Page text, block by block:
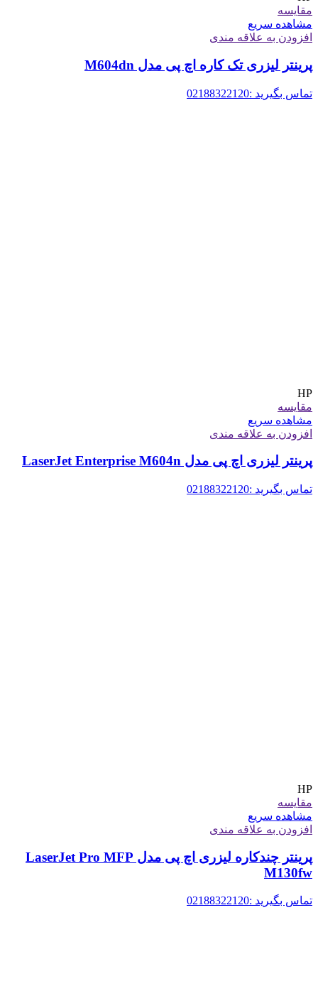
مقایسه
مشاهده سریع
افزودن به علاقه مندی
پرینتر لیزری تک کاره اچ پی مدل M604dn
تماس بگیرید :02188322120
HP
مقایسه
مشاهده سریع
افزودن به علاقه مندی
پرینتر لیزری اچ پی مدل LaserJet Enterprise M604n
تماس بگیرید :02188322120
HP
مقایسه
مشاهده سریع
افزودن به علاقه مندی
پرینتر چندکاره لیزری اچ پی مدل LaserJet Pro MFP
M130fw
تماس بگیرید :02188322120